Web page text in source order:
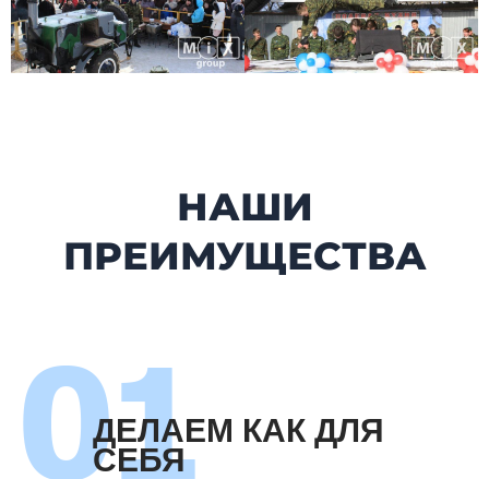
НАШИ
ПРЕИМУЩЕСТВА
ДЕЛАЕМ КАК ДЛЯ
СЕБЯ